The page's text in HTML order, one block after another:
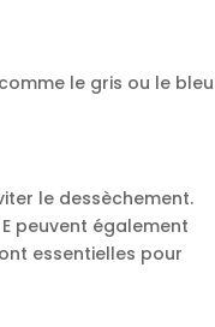
le gris ou le bleu
le dessèchement.
peuvent également
essentielles pour